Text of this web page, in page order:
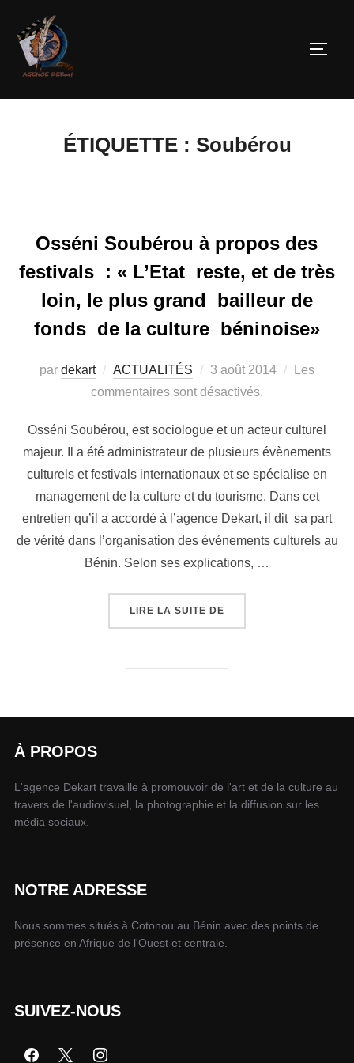
ÉTIQUETTE : Soubérou
Osséni Soubérou à propos des
festivals : « L’Etat reste, et de très
loin, le plus grand bailleur de
fonds de la culture béninoise»
par dekart ACTUALITÉS 3 août 2014
Les
commentaires sont désactivés.
Osséni Soubérou, est sociologue et un acteur culturel
majeur. Il a été administrateur de plusieurs évènements
culturels et festivals internationaux et se spécialise en
management de la culture et du tourisme. Dans cet
entretien qu’il a accordé à l’agence Dekart, il dit sa part
de vérité dans l’organisation des événements culturels au
Bénin. Selon ses explications, …
LIRE LA SUITE DE
À PROPOS
L'agence Dekart travaille à promouvoir de l'art et de la culture au
travers de l'audiovisuel, la photographie et la diffusion sur les
média sociaux.
NOTRE ADRESSE
Nous sommes situés à Cotonou au Bénin avec des points de
présence en Afrique de l'Ouest et centrale.
SUIVEZ-NOUS